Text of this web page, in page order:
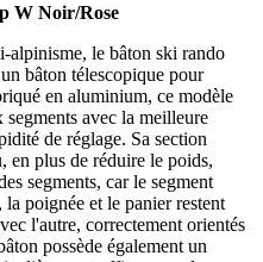
W Noir/Rose
alpinisme, le bâton ski rando
bâton télescopique pour
en aluminium, ce modèle
avec la meilleure
de réglage. Sa section
en plus de réduire le poids,
segments, car le segment
poignée et le panier restent
l'autre, correctement orientés
possède également un